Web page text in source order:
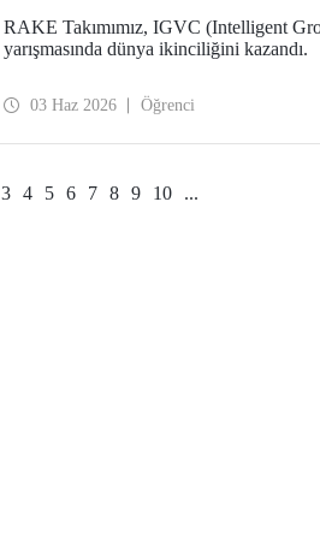
RAKE Takımımız, IGVC (Intelligent
yarışmasında dünya ikinciliğini kazandı.
03 Haz 2026 Öğrenci
3 4 5 6 7 8 9 10 ...